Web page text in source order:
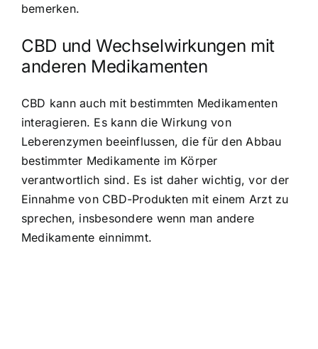
bemerken.
CBD und Wechselwirkungen mit
anderen Medikamenten
CBD kann auch mit bestimmten Medikamenten
interagieren. Es kann die Wirkung von
Leberenzymen beeinflussen, die für den Abbau
bestimmter Medikamente im Körper
verantwortlich sind. Es ist daher wichtig, vor der
Einnahme von CBD-Produkten mit einem Arzt zu
sprechen, insbesondere wenn man andere
Medikamente einnimmt.